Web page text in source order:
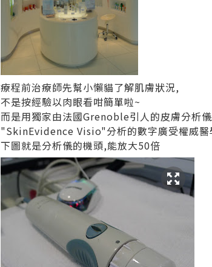
療程前治療師先幫小懶貓了解肌膚狀況,
不是按經驗以肉眼看咁簡單啦~
而是用獨家由法國Grenoble引人的皮膚分析儀
"SkinEvidence Visio"分析的數字廣受權威醫
下圖就是分析儀的機頭,能放大50倍